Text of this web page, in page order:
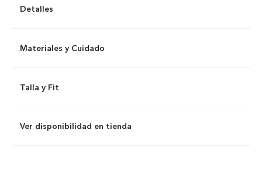
Detalles
Materiales y Cuidado
Talla y Fit
Ver disponibilidad en tienda